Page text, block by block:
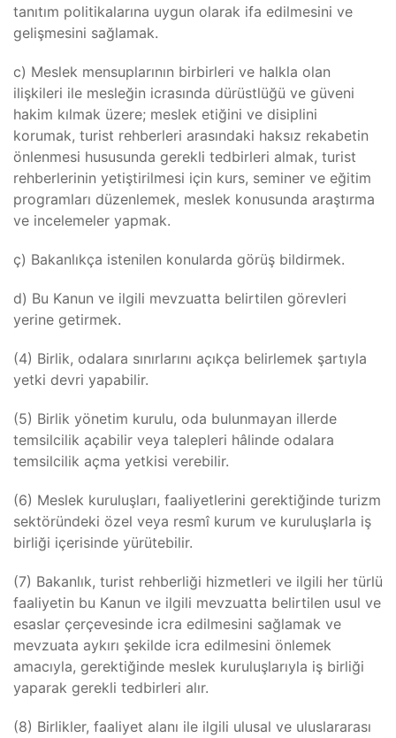
tanıtım politikalarına uygun olarak ifa edilmesini ve
gelişmesini sağlamak.
c) Meslek mensuplarının birbirleri ve halkla olan
ilişkileri ile mesleğin icrasında dürüstlüğü ve güveni
hakim kılmak üzere; meslek etiğini ve disiplini
korumak, turist rehberleri arasındaki haksız rekabetin
önlenmesi hususunda gerekli tedbirleri almak, turist
rehberlerinin yetiştirilmesi için kurs, seminer ve eğitim
programları düzenlemek, meslek konusunda araştırma
ve incelemeler yapmak.
ç) Bakanlıkça istenilen konularda görüş bildirmek.
d) Bu Kanun ve ilgili mevzuatta belirtilen görevleri
yerine getirmek.
(4) Birlik, odalara sınırlarını açıkça belirlemek şartıyla
yetki devri yapabilir.
(5) Birlik yönetim kurulu, oda bulunmayan illerde
temsilcilik açabilir veya talepleri hâlinde odalara
temsilcilik açma yetkisi verebilir.
(6) Meslek kuruluşları, faaliyetlerini gerektiğinde turizm
sektöründeki özel veya resmî kurum ve kuruluşlarla iş
birliği içerisinde yürütebilir.
(7) Bakanlık, turist rehberliği hizmetleri ve ilgili her türlü
faaliyetin bu Kanun ve ilgili mevzuatta belirtilen usul ve
esaslar çerçevesinde icra edilmesini sağlamak ve
mevzuata aykırı şekilde icra edilmesini önlemek
amacıyla, gerektiğinde meslek kuruluşlarıyla iş birliği
yaparak gerekli tedbirleri alır.
(8) Birlikler, faaliyet alanı ile ilgili ulusal ve uluslararası